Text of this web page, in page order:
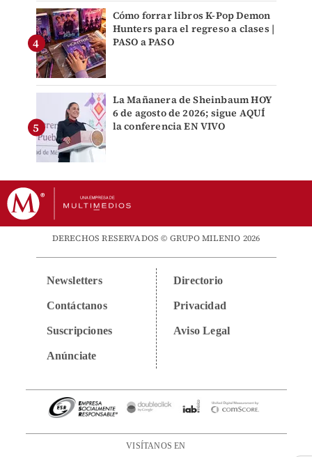
Cómo forrar libros K-Pop Demon
Hunters para el regreso a clases |
PASO a PASO
La Mañanera de Sheinbaum HOY
6 de agosto de 2026; sigue AQUÍ
la conferencia EN VIVO
DERECHOS RESERVADOS © GRUPO MILENIO 2026
Newsletters
Contáctanos
Suscripciones
Anúnciate
Directorio
Privacidad
Aviso Legal
VISÍTANOS EN